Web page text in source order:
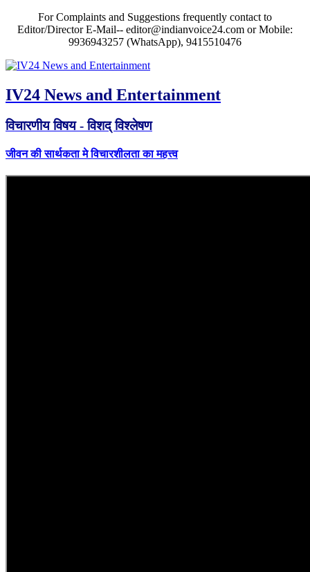
For Complaints and Suggestions frequently contact to
Editor/Director E-Mail-- editor@indianvoice24.com or Mobile:
9936943257 (WhatsApp), 9415510476
IV24 News and Entertainment
विचारणीय विषय - विशद् विश्लेषण
जीवन की सार्थकता मे विचारशीलता का महत्त्व